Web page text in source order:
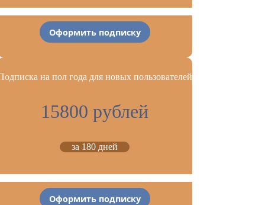
Оформить подписку
на пол года для новых пользователей
15800 рублей
за 180 дней
Оформить подписку